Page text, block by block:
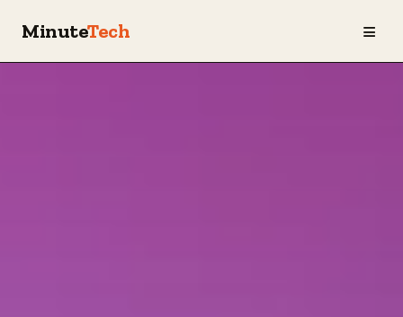
MinuteTech ≡